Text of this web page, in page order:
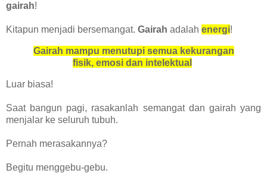
gairah!
Kitapun menjadi bersemangat. Gairah adalah energi!
Gairah mampu menutupi semua kekurangan
fisik, emosi dan intelektual
Luar biasa!
Saat bangun pagi, rasakanlah semangat dan gairah yang
menjalar ke seluruh tubuh.
Pernah merasakannya?
Begitu menggebu-gebu.